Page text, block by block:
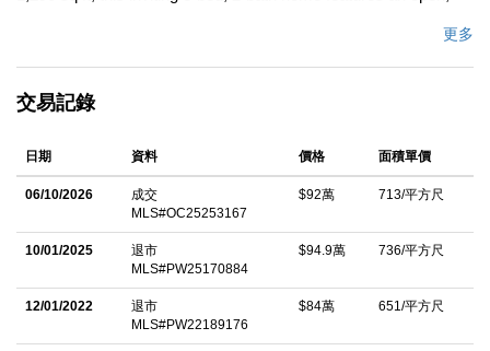
recessed lighting, updated flooring, and a seamless flow
gardening, and entertaining. Additional highlights include an
attached 2-car garage, long driveway for extra parking, central
HVAC. Prime location close to parks, top schools, shopping,
dining, Downtown Fullerton, and major freeways; a move-in-
ready opportunity you donâ€™t want to miss!
更多
交易記錄
日期 資料 價格 面積單價
06/10/2026
成交
MLS#OC25253167
$92萬 713/平方尺
10/01/2025
退市
MLS#PW25170884
$94.9萬 736/平方尺
12/01/2022
退市
MLS#PW22189176
$84萬 651/平方尺